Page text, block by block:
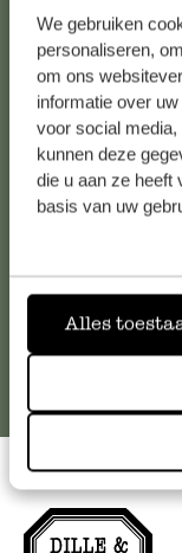
We gebruiken
personaliseren,
om ons
informatie over
voor social
kunnen deze
die u aan ze heeft
basis van uw
Alles
Falls Sie Fragen
Sie sich bitte an
die Antworten auf